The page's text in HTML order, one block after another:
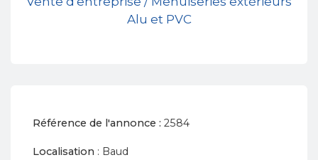
Alu et PVC
Référence de l'annonce : 2584
Localisation : Baud